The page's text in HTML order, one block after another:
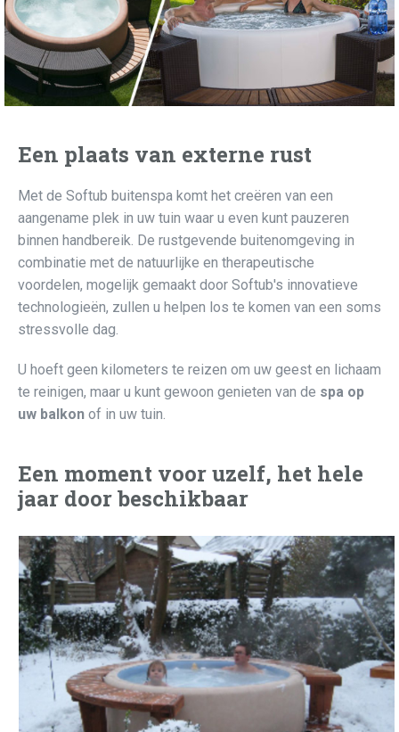
Een plaats van externe rust
Met de Softub buitenspa komt het creëren van een
aangename plek in uw tuin waar u even kunt pauzeren
binnen handbereik. De rustgevende buitenomgeving in
combinatie met de natuurlijke en therapeutische
voordelen, mogelijk gemaakt door Softub's innovatieve
technologieën, zullen u helpen los te komen van een soms
stressvolle dag.
U hoeft geen kilometers te reizen om uw geest en lichaam
te reinigen, maar u kunt gewoon genieten van de spa op
uw balkon of in uw tuin.
Een moment voor uzelf, het hele
jaar door beschikbaar